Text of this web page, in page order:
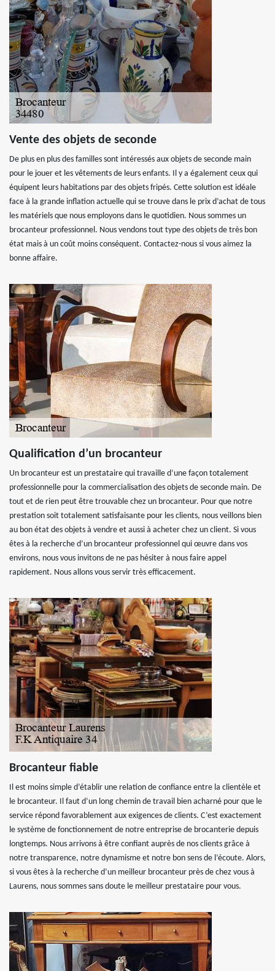
Vente des objets de seconde
De plus en plus des familles sont intéressés aux objets de seconde main
pour le jouer et les vêtements de leurs enfants. Il y a également ceux qui
équipent leurs habitations par des objets fripés. Cette solution est idéale
face à la grande inflation actuelle qui se trouve dans le prix d’achat de tous
les matériels que nous employons dans le quotidien. Nous sommes un
brocanteur professionnel. Nous vendons tout type des objets de très bon
état mais à un coût moins conséquent. Contactez-nous si vous aimez la
bonne affaire.
Qualification d’un brocanteur
Un brocanteur est un prestataire qui travaille d’une façon totalement
professionnelle pour la commercialisation des objets de seconde main. De
tout et de rien peut être trouvable chez un brocanteur. Pour que notre
prestation soit totalement satisfaisante pour les clients, nous veillons bien
au bon état des objets à vendre et aussi à acheter chez un client. Si vous
êtes à la recherche d’un brocanteur professionnel qui œuvre dans vos
environs, nous vous invitons de ne pas hésiter à nous faire appel
rapidement. Nous allons vous servir très efficacement.
Brocanteur fiable
Il est moins simple d’établir une relation de confiance entre la clientèle et
le brocanteur. Il faut d’un long chemin de travail bien acharné pour que le
service répond favorablement aux exigences de clients. C’est exactement
le système de fonctionnement de notre entreprise de brocanterie depuis
longtemps. Nous arrivons à être confiant auprès de nos clients grâce à
notre transparence, notre dynamisme et notre bon sens de l’écoute. Alors,
si vous êtes à la recherche d’un meilleur brocanteur près de chez vous à
Laurens, nous sommes sans doute le meilleur prestataire pour vous.